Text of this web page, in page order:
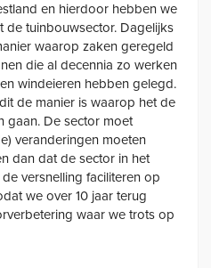
en hierdoor hebben we
de tuinbouwsector. Dagelijks
waarop zaken geregeld
die al decennia zo werken
windeieren hebben gelegd.
de manier is waarop het de
gaan. De sector moet
veranderingen moeten
dan dat de sector in het
versnelling faciliteren op
we over 10 jaar terug
waar we trots op